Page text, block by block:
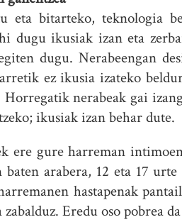
eta bitarteko, teknologia
dugu ikusiak izan eta
dugu. Nerabeengan
ez ikusia izateko
Horregatik nerabeak gai
ikusiak izan behar dute.
ere gure harreman
arabera, 12 eta 17
hastapenak
Eredu oso pobrea